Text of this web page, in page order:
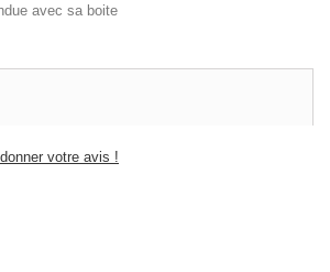
avec sa boite
votre avis !